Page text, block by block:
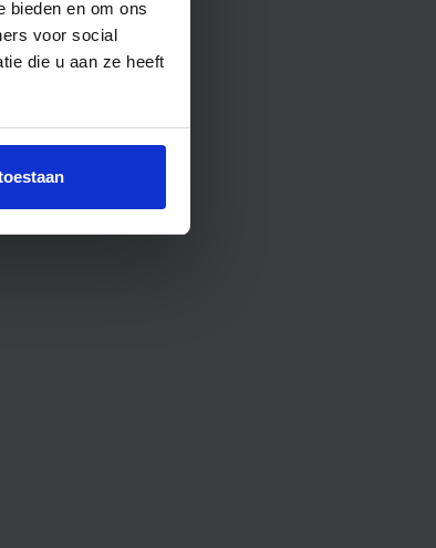
bieden en om ons
voor social
die u aan ze heeft